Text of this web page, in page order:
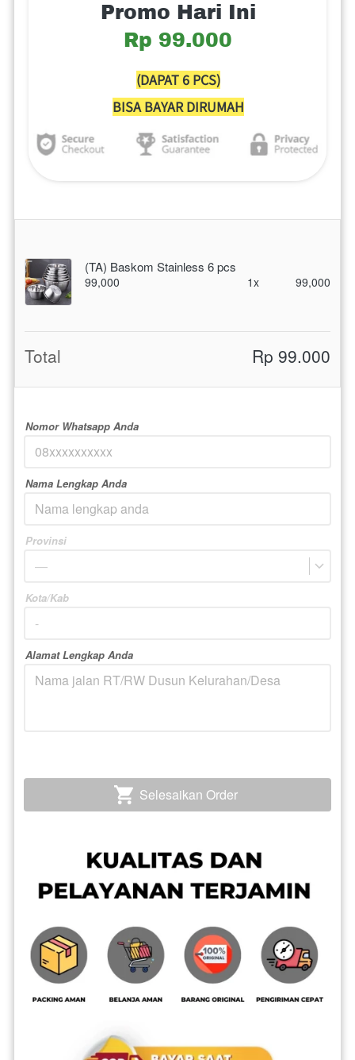
Promo Hari Ini
Rp 99.000
(DAPAT 6 PCS)
BISA BAYAR DIRUMAH
Nomor Whatsapp Anda
Nama Lengkap Anda
Provinsi
—
Kota/Kab
Alamat Lengkap Anda
` Selesaikan Order
(TA) Baskom Stainless 6 pcs
99,000 1x 99,000
Total Rp 99.000